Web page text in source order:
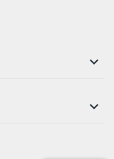

